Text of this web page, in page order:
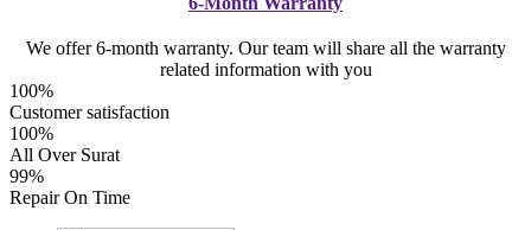
We offer 6-month warranty. Our team will share all the warranty
related information with you
100%
Customer satisfaction
100%
All Over Surat
99%
Repair On Time